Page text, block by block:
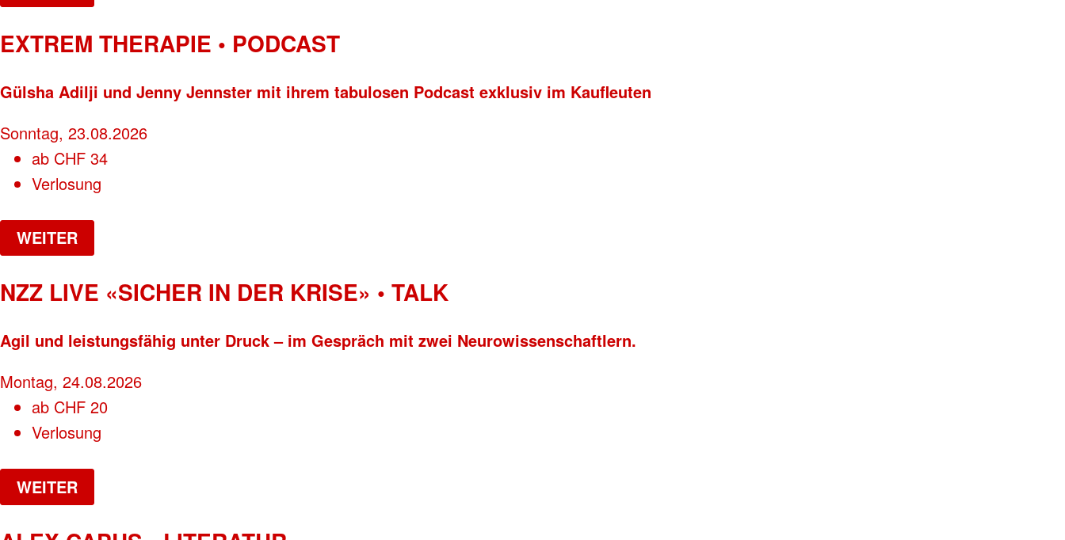
EXTREM THERAPIE • PODCAST
Gülsha Adilji und Jenny Jennster mit ihrem tabulosen Podcast exklusiv im Kaufleuten
Sonntag, 23.08.2026
ab CHF 34
Verlosung
WEITER
NZZ LIVE «SICHER IN DER KRISE» • TALK
Agil und leistungsfähig unter Druck – im Gespräch mit zwei Neurowissenschaftlern.
Montag, 24.08.2026
ab CHF 20
Verlosung
WEITER